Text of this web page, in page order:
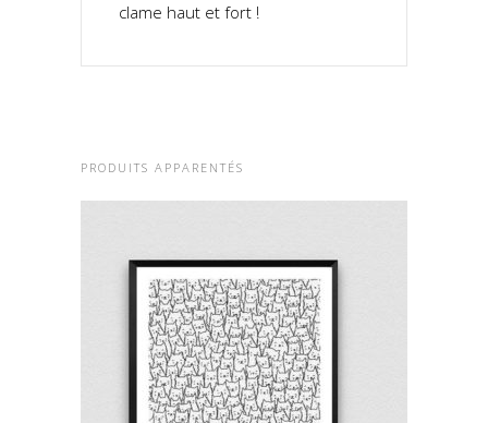
clame haut et fort !
PRODUITS APPARENTÉS